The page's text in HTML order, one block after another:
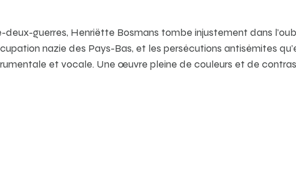
guerres, Henriëtte Bosmans tombe injustement dans
nazie des Pays-Bas, et les persécutions antisémites
et vocale. Une œuvre pleine de couleurs et de